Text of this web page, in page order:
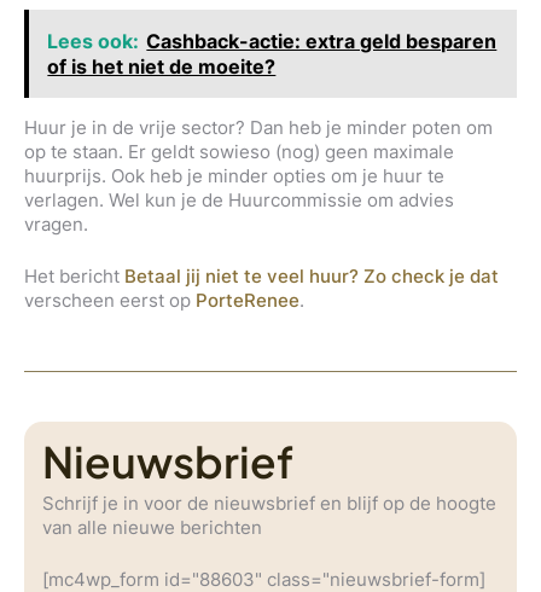
Lees ook: Cashback-actie: extra geld besparen
of is het niet de moeite?
Huur je in de vrije sector? Dan heb je minder poten om
op te staan. Er geldt sowieso (nog) geen maximale
huurprijs. Ook heb je minder opties om je huur te
verlagen. Wel kun je de Huurcommissie om advies
vragen.
Het bericht Betaal jij niet te veel huur? Zo check je dat
verscheen eerst op PorteRenee.
Nieuwsbrief
Schrijf je in voor de nieuwsbrief en blijf op de hoogte
van alle nieuwe berichten
[mc4wp_form id="88603" class="nieuwsbrief-form]